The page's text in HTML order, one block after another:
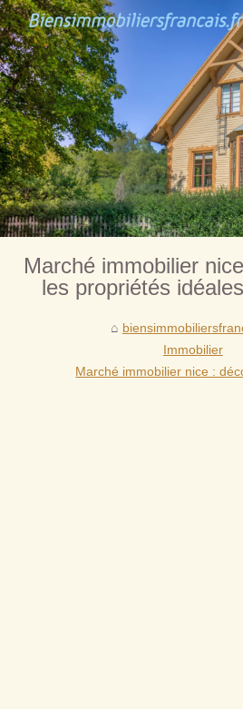
Marché immobilier
les propriétés
Immobilier
Marché immobilier nice :